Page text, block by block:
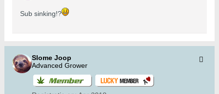
Sub sinking!?
Slome Joop
Advanced Grower